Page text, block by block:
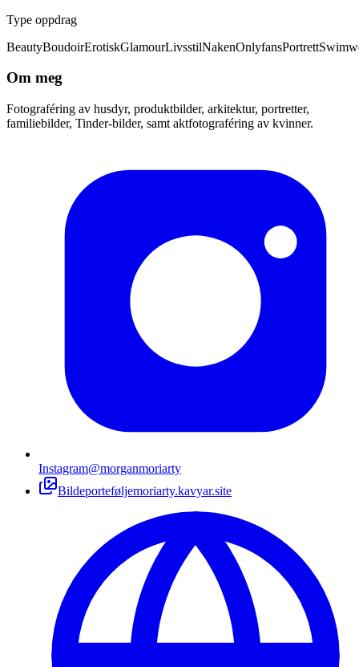
Type oppdrag
BeautyBoudoirErotiskGlamourLivsstilNakenOnlyfansPortrett
Om meg
Fotograféring av husdyr, produktbilder, arkitektur, portretter,
familiebilder, Tinder-bilder, samt aktfotograféring av kvinner.
Instagram@morganmoriarty
Bildeporteføljemoriarty.kavyar.site